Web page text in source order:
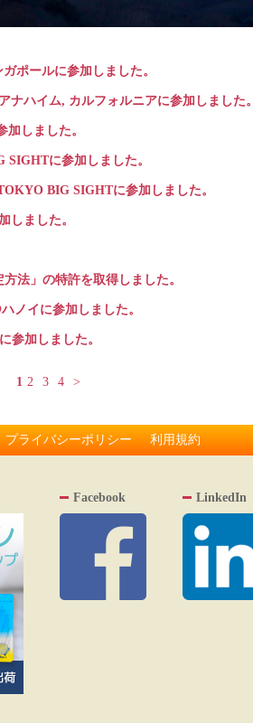
ポールに参加しました。
ナハイム, カルフォルニアに参加しました
加しました。
SIGHTに参加しました。
BIG SIGHTに参加しました。
しました。
法」の特許を取得しました。
ノイに参加しました。
参加しました。
1 2 3 4 >
プライバシーポリシー 利用規約
Facebook LinkedIn